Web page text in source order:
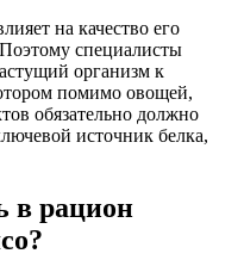
на качество его
специалисты
организм к
помимо овощей,
обязательно должно
источник белка,
в рацион